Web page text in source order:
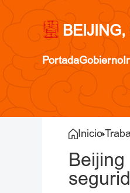
PortadaGobierno
Inicio